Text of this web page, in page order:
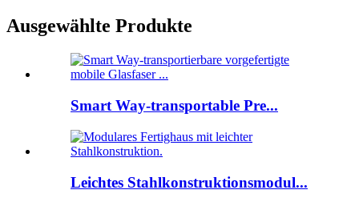
Ausgewählte Produkte
Smart Way-transportable Pre...
Leichtes Stahlkonstruktionsmodul...